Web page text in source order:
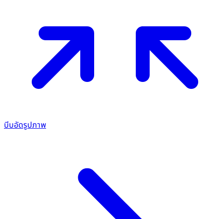
บีบอัดรูปภาพ